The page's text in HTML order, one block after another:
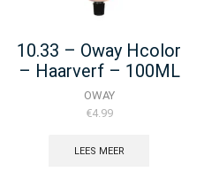
WooCommerce)
10.33 – Oway Hcolor
– Haarverf – 100ML
OWAY
€4.99
LEES MEER